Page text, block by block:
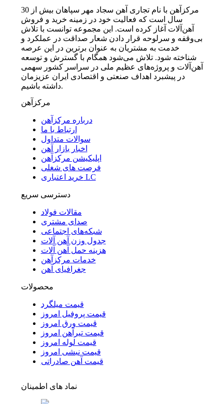
مرکزآهن با نام تجاری آهن سجاد مهر سپاهان بیش از 30
سال است که فعالیت خود در زمینه خرید و فروش
آهن‌آلات آغاز کرده است. این مجموعه توانست با تلاش
بی‌وقفه و سرلوحه قرار دادن شعار صداقت در عملکرد و
خدمت به مشتریان به عنوان برترین در این عرصه
شناخته شود. تلاش می‌شود همگام با گسترش و توسعه
آهن‌آلات و پروژه‌های عظیم ملی در سراسر کشور سهمی
در پیشبرد اهداف صنعتی و اقتصادی ایران عزیزمان
داشته باشیم.
مرکزآهن
درباره مرکزآهن
ارتباط با ما
سوالات متداول
اخبار بازار آهن
اپلیکیشن مرکزآهن
فرصت های شغلی
خرید اعتباری LC
دسترسی سریع
مقالات فولاد
صدای مشتری
شبکه‌های اجتماعی
جدول وزن آهن آلات
هزینه حمل آهن آلات
خدمات مرکزآهن
جغرافیای آهن
محصولات
قیمت میلگرد
قیمت پروفیل امروز
قیمت ورق امروز
قیمت تیرآهن امروز
قیمت لوله امروز
قیمت نبشی امروز
قیمت آهن صادراتی
نماد های اطمینان